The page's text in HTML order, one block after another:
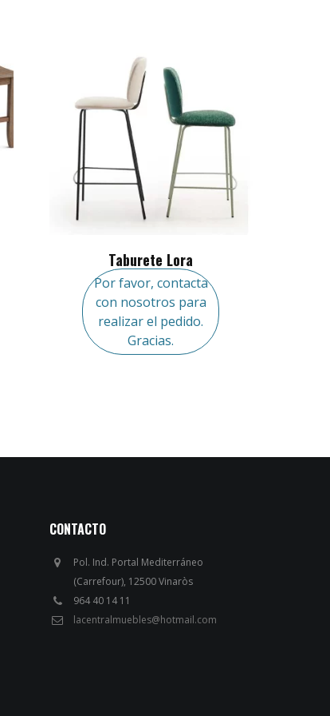
Taburete Lora
Por favor, contacta
con nosotros para
realizar el pedido.
Gracias.
CONTACTO
Pol. Ind. Portal Mediterráneo
(Carrefour), 12500 Vinaròs
964 40 14 11
lacentralmuebles@hotmail.com